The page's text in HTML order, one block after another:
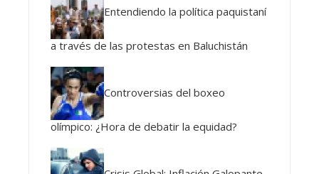
Entendiendo la política paquistaní
a través de las protestas en Baluchistán
Controversias del boxeo
olímpico: ¿Hora de debatir la equidad?